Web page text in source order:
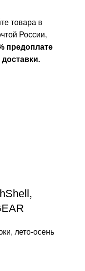
товара в
России,
предоплате
, лето-осень